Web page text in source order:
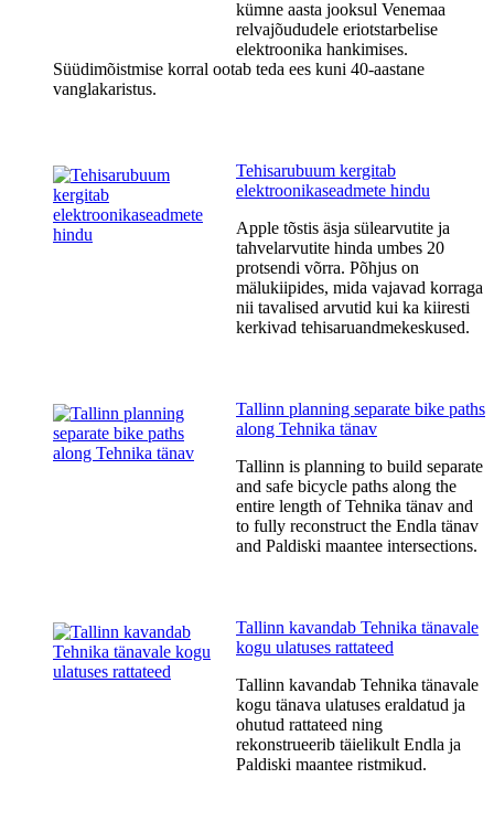
kümne aasta jooksul Venemaa
relvajõududele eriotstarbelise
elektroonika hankimises.
Süüdimõistmise korral ootab teda ees kuni 40-aastane
vanglakaristus.
Tehisarubuum kergitab
elektroonikaseadmete hindu
Apple tõstis äsja sülearvutite ja
tahvelarvutite hinda umbes 20
protsendi võrra. Põhjus on
mälukiipides, mida vajavad korraga
nii tavalised arvutid kui ka kiiresti
kerkivad tehisaruandmekeskused.
Tallinn planning separate bike paths
along Tehnika tänav
Tallinn is planning to build separate
and safe bicycle paths along the
entire length of Tehnika tänav and
to fully reconstruct the Endla tänav
and Paldiski maantee intersections.
Tallinn kavandab Tehnika tänavale
kogu ulatuses rattateed
Tallinn kavandab Tehnika tänavale
kogu tänava ulatuses eraldatud ja
ohutud rattateed ning
rekonstrueerib täielikult Endla ja
Paldiski maantee ristmikud.